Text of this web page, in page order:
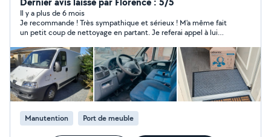
Il y a plus de 6 mois
Je recommande ! Très sympathique et sérieux ! M'a même fait
un petit coup de nettoyage en partant. Je referai appel à lui
Manutention Port de meuble